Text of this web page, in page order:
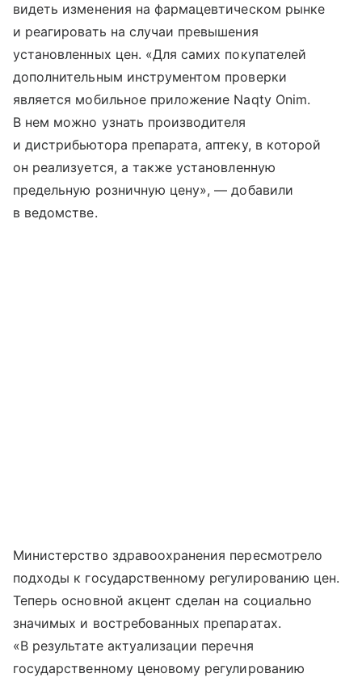
видеть изменения на фармацевтическом рынке
и реагировать на случаи превышения
установленных цен. «Для самих покупателей
дополнительным инструментом проверки
является мобильное приложение Naqty Onim.
В нем можно узнать производителя
и дистрибьютора препарата, аптеку, в которой
он реализуется, а также установленную
предельную розничную цену», — добавили
в ведомстве.
Министерство здравоохранения пересмотрело
подходы к государственному регулированию цен.
Теперь основной акцент сделан на социально
значимых и востребованных препаратах.
«В результате актуализации перечня
государственному ценовому регулированию